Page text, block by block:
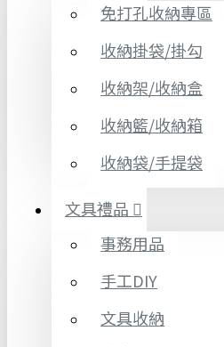
免打孔收納專區
收納掛袋/掛勾
收納架/收納盒
收納籃/收納箱
收納袋/手提袋
文具禮品
事務用品
手工DIY
文具收納